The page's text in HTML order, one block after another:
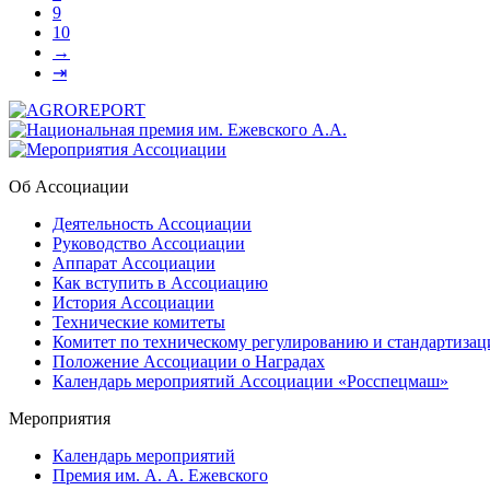
9
10
→
⇥
Об Ассоциации
Деятельность Ассоциации
Руководство Ассоциации
Аппарат Ассоциации
Как вступить в Ассоциацию
История Ассоциации
Технические комитеты
Комитет по техническому регулированию и
Положение Ассоциации о Наградах
Календарь мероприятий Ассоциации «Росспецмаш»
Мероприятия
Календарь мероприятий
Премия им. А. А. Ежевского